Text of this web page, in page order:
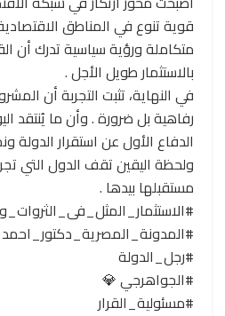
قوية تنوع في المناطق
متكاملة ورؤية سياسية تدرك أن
بالاستثمار طويل الأجل .
في النهاية، تثبت التجربة أن
رفاهية بل ضرورة . وأن ما يُنتقد
الدفاع الأول عن استقرار
ولحظة اليقين تقف الدول التي
مستقبلها بيدها .
#رجل_الدولة
#الجواهرجي 💎
#مسئولية_القرار